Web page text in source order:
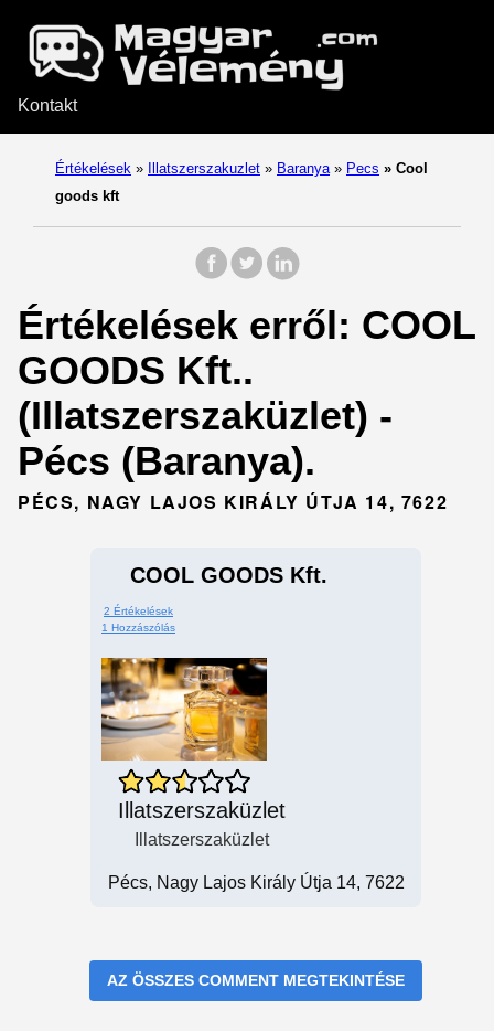
Kontakt
Értékelések » Illatszerszakuzlet » Baranya » Pecs » Cool
goods kft
Értékelések erről: COOL
GOODS Kft..
(Illatszerszaküzlet) -
Pécs (Baranya).
PÉCS, NAGY LAJOS KIRÁLY ÚTJA 14, 7622
COOL GOODS Kft.
2 Értékelések
1 Hozzászólás
Illatszerszaküzlet
Illatszerszaküzlet
Pécs, Nagy Lajos Király Útja 14, 7622
AZ ÖSSZES COMMENT MEGTEKINTÉSE